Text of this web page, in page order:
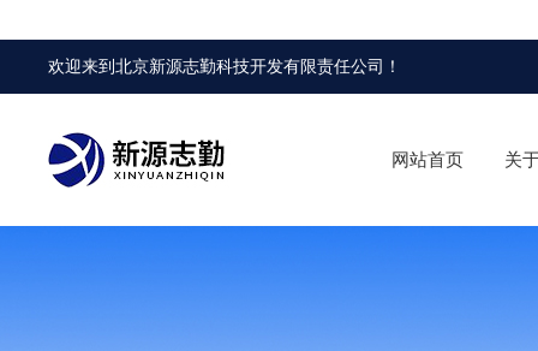
欢迎来到北京新源志勤科技开发有限责任公司 ！
网站首页 关